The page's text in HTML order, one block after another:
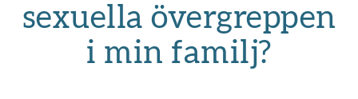
sexuella övergreppen
i min familj?